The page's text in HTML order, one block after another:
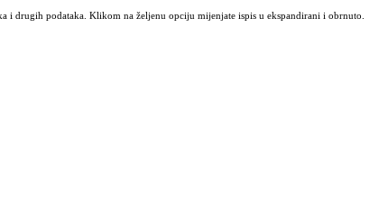
i drugih podataka. Klikom na željenu opciju mijenjate ispis u ekspandirani i obrnuto.